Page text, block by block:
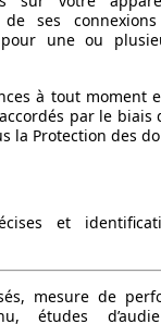
mm
ses
une ou
à tout moment
par le biais
la Protection des
et
mesure de
études